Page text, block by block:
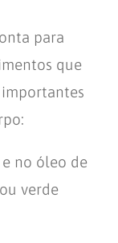
para
que
no óleo de
verde